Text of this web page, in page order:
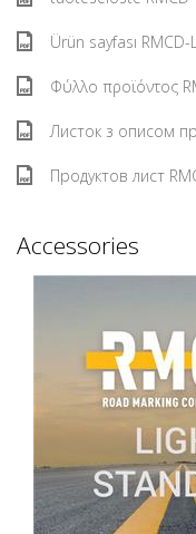
Ürün sayfası
Φύλλο προϊόντος
Листок з описом
Продуктов лист
Accessories